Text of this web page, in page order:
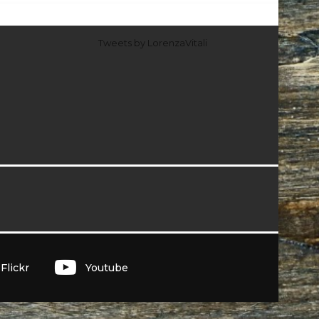
Tweets by LorenzaVitali
Flickr Youtube